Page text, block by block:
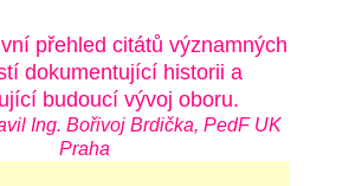
přehled citátů významných
dokumentující historii a
budoucí vývoj oboru.
Ing. Bořivoj Brdička, PedF UK
Praha